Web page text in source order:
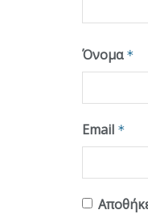
Όνομα *
Email *